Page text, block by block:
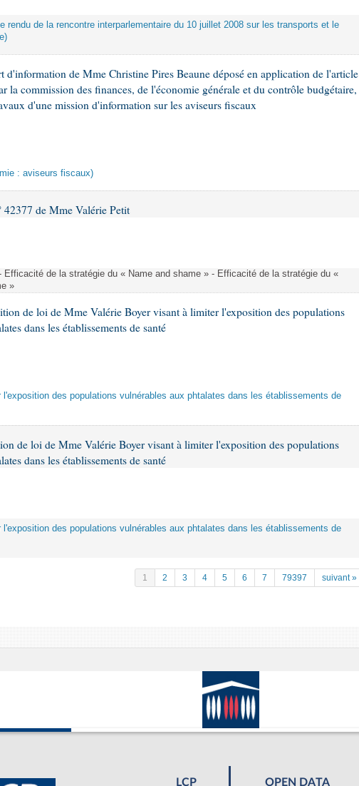
rendu de la rencontre interparlementaire du 10 juillet 2008 sur les transports et le
d'information de Mme Christine Pires Beaune déposé en application de l'article
la commission des finances, de l'économie générale et du contrôle budgétaire,
d'une mission d'information sur les aviseurs fiscaux
: aviseurs fiscaux)
42377 de Mme Valérie Petit
Efficacité de la stratégie du « Name and shame » - Efficacité de la stratégie du «
»
de loi de Mme Valérie Boyer visant à limiter l'exposition des populations
dans les établissements de santé
l'exposition des populations vulnérables aux phtalates dans les établissements de
de loi de Mme Valérie Boyer visant à limiter l'exposition des populations
dans les établissements de santé
l'exposition des populations vulnérables aux phtalates dans les établissements de
1 2 3 4 5 6 7 79397 suivant »
LCP OPEN DATA